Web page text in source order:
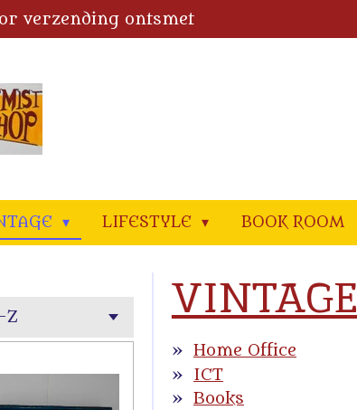
verzending ontsmet
LIFESTYLE BOOK ROOM
VINTAGE
Home Office
ICT
Books